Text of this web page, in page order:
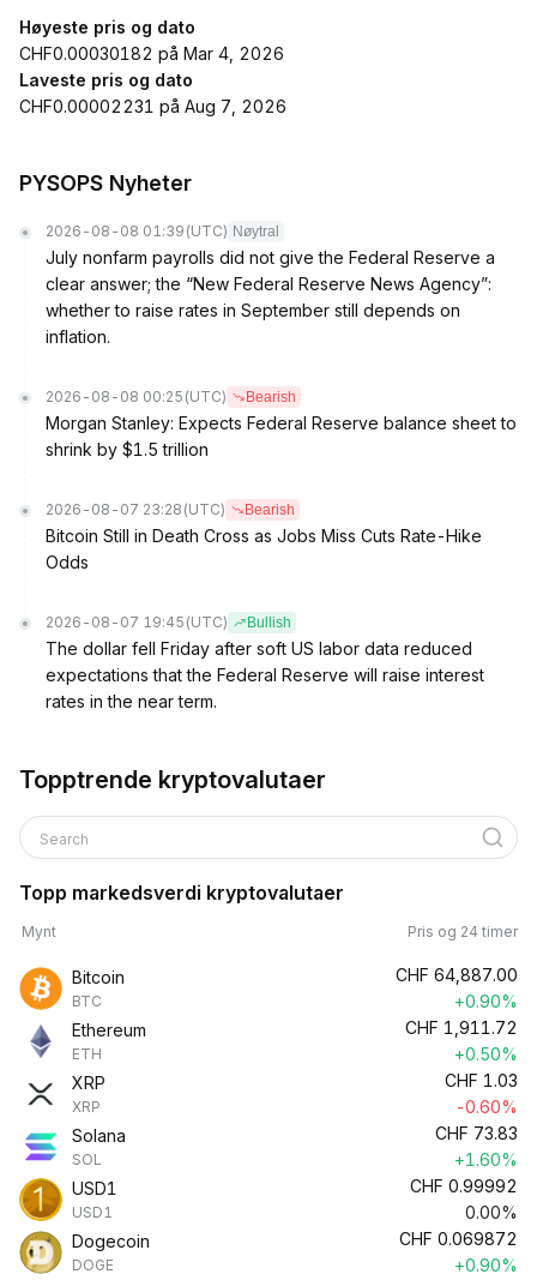
Høyeste pris og dato
CHF0.00030182 på Mar 4, 2026
Laveste pris og dato
CHF0.00002231 på Aug 7, 2026
PYSOPS Nyheter
2026-08-08 01:39 (UTC) Nøytral
July nonfarm payrolls did not give the Federal Reserve a
clear answer; the “New Federal Reserve News Agency”:
whether to raise rates in September still depends on
inflation.
2026-08-08 00:25 (UTC) Bearish
Morgan Stanley: Expects Federal Reserve balance sheet to
shrink by $1.5 trillion
2026-08-07 23:28 (UTC) Bearish
Bitcoin Still in Death Cross as Jobs Miss Cuts Rate-Hike
Odds
2026-08-07 19:45 (UTC) Bullish
The dollar fell Friday after soft US labor data reduced
expectations that the Federal Reserve will raise interest
rates in the near term.
Topptrende kryptovalutaer
Search
Topp markedsverdi kryptovalutaer
Mynt Pris og 24 timer
Bitcoin
BTC
CHF 64,887.00
+0.90%
Ethereum
ETH
CHF 1,911.72
+0.50%
XRP
XRP
CHF 1.03
-0.60%
Solana
SOL
CHF 73.83
+1.60%
USD1
USD1
CHF 0.99992
0.00%
Dogecoin
DOGE
CHF 0.069872
+0.90%